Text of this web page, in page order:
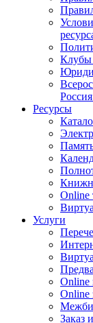
Клубы
Ресурсы
Online
Услуги
Online
Online
Заказ